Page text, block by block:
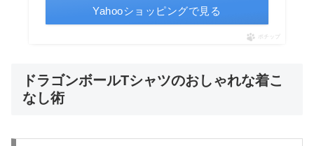
Yahooショッピングで見る
ポチップ
ドラゴンボールTシャツのおしゃれな着こ
なし術